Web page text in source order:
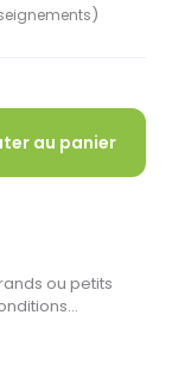
)
au panier
ou petits